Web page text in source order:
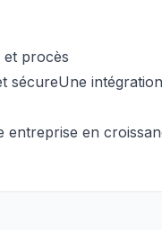
et procès
sécureUne
entreprise en